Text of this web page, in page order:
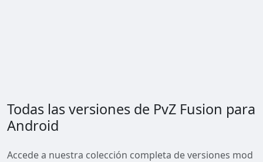
Todas las versiones de PvZ Fusion para
Android
Accede a nuestra colección completa de versiones mod